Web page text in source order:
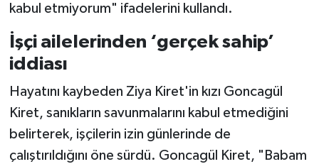
kabul etmiyorum" ifadelerini kullandı.
İşçi ailelerinden ‘gerçek sahip’
iddiası
Hayatını kaybeden Ziya Kiret'in kızı Goncagül
Kiret, sanıkların savunmalarını kabul etmediğini
belirterek, işçilerin izin günlerinde de
çalıştırıldığını öne sürdü. Goncagül Kiret, "Babam